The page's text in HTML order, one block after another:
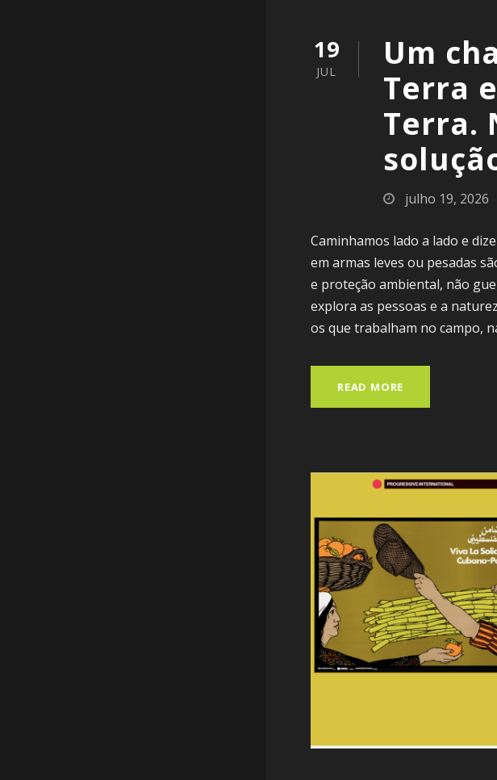
19
JUL
Um
Terra
Terra.
julho 19, 2026
Caminhamos lado a lado e
em armas leves ou pesadas
e proteção ambiental, não
explora as pessoas e a
os que trabalham no campo,
READ MORE